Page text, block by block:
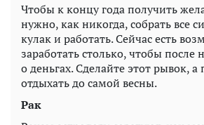
Чтобы к концу года получить
нужно, как никогда, собрать все
кулак и работать. Сейчас есть
заработать столько, чтобы после
о деньгах. Сделайте этот рывок,
отдыхать до самой весны.
Рак